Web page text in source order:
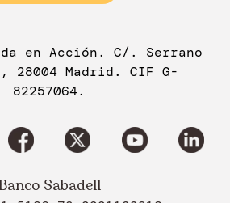
en Acción. C/. Serrano
28004 Madrid. CIF G-
82257064.
Sabadell